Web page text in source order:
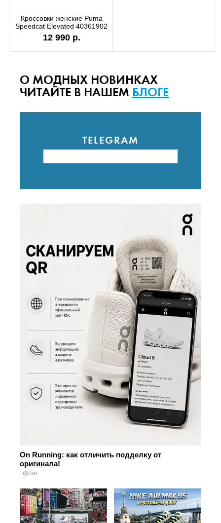
Кроссовки женские Puma
Speedcat Elevated 40361902
12 990 р.
О МОДНЫХ НОВИНКАХ
ЧИТАЙТЕ В НАШЕМ БЛОГЕ
TELEGRAM
On Running: как отличить подделку от
оригинала!
591